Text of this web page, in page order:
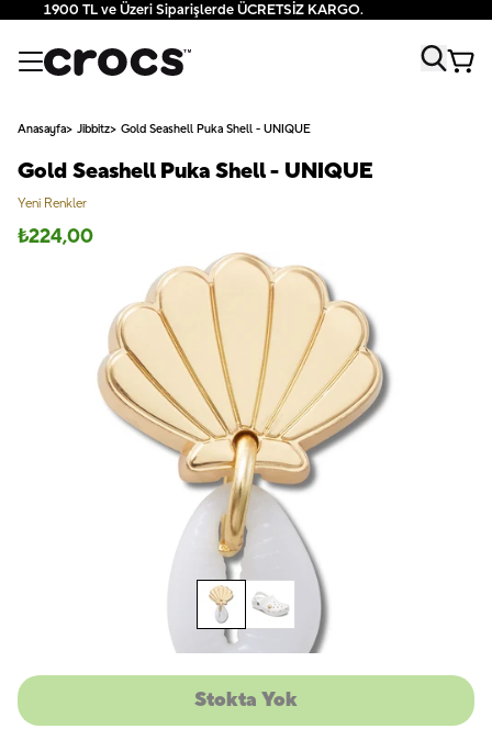
1900 TL ve Üzeri Siparişlerde ÜCRETSİZ KARGO.
Anasayfa Jibbitz Gold Seashell Puka Shell - UNIQUE
Gold Seashell Puka Shell - UNIQUE
Yeni Renkler
₺224,00
Stokta Yok